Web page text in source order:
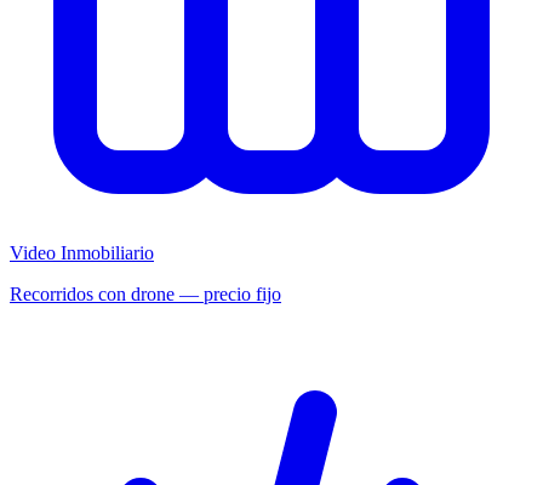
Video Inmobiliario
Recorridos con drone — precio fijo